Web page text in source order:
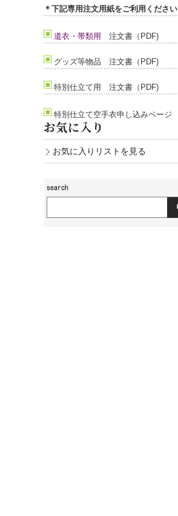
＊下記専用注文用紙をご利用ください
道衣・帯類用 注文書（PDF)
グッズ等物品 注文書（PDF)
特別仕立て用 注文書（PDF)
特別仕立て空手衣申し込みページ
お気に入り
お気に入りリストを見る